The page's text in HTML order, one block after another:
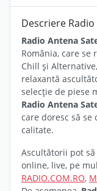
Descriere
Radio Antena
România, care se
Chill și
relaxantă
selecție de piese
Radio Antena
care doresc să se
calitate.
Ascultătorii pot
online, live, pe
RADIO.COM.RO,